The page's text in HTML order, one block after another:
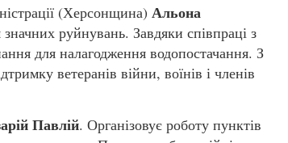
(Херсонщина) Альона
руйнувань. Завдяки співпраці з
для налагодження водопостачання. З
ветеранів війни, воїнів і членів
Павлій. Організовує роботу пунктів